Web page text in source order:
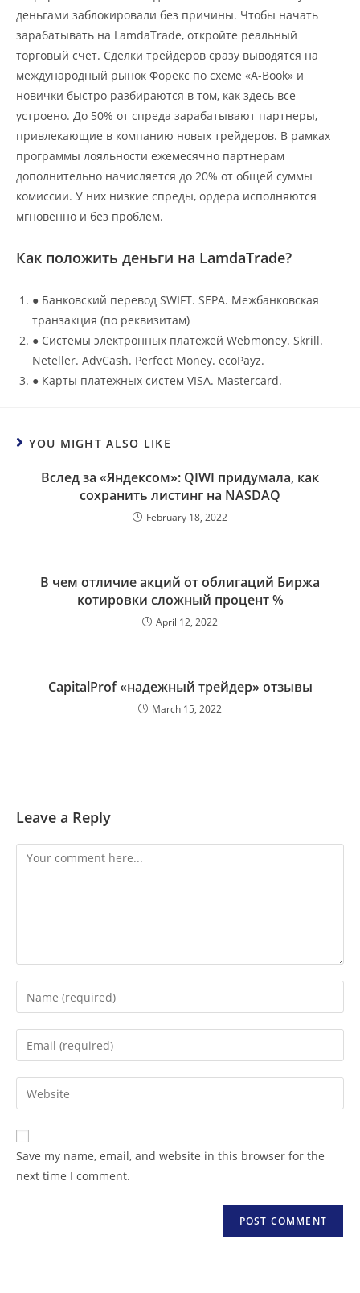
деньгами заблокировали без причины. Чтобы начать
зарабатывать на LamdaTrade, откройте реальный
торговый счет. Сделки трейдеров сразу выводятся на
международный рынок Форекс по схеме «A-Book» и
новички быстро разбираются в том, как здесь все
устроено. До 50% от спреда зарабатывают партнеры,
привлекающие в компанию новых трейдеров. В рамках
программы лояльности ежемесячно партнерам
дополнительно начисляется до 20% от общей суммы
комиссии. У них низкие спреды, ордера исполняются
мгновенно и без проблем.
Как положить деньги на LamdaTrade?
● Банковский перевод SWIFT. SEPA. Межбанковская
транзакция (по реквизитам)
● Системы электронных платежей Webmoney. Skrill.
Neteller. AdvCash. Perfect Money. ecoPayz.
● Карты платежных систем VISA. Mastercard.
YOU MIGHT ALSO LIKE
Вслед за «Яндексом»: QIWI придумала, как
сохранить листинг на NASDAQ
February 18, 2022
В чем отличие акций от облигаций Биржа
котировки сложный процент %
April 12, 2022
CapitalProf «надежный трейдер» отзывы
March 15, 2022
Leave a Reply
Save my name, email, and website in this browser for the
next time I comment.